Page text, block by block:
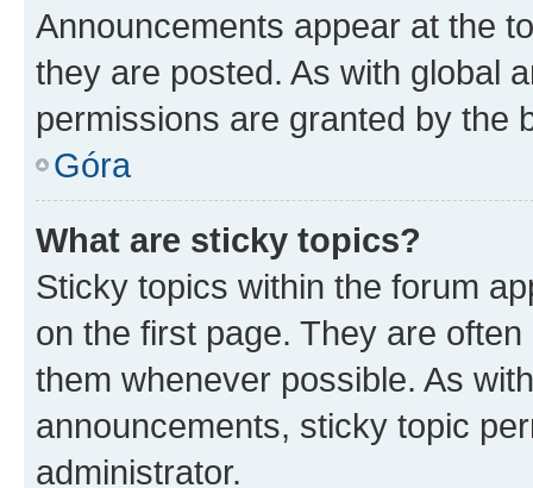
Announcements appear at the
they are posted. As with global
permissions are granted by the
Góra
What are sticky topics?
Sticky topics within the forum
on the first page. They are
them whenever possible. As
announcements, sticky topic
administrator.